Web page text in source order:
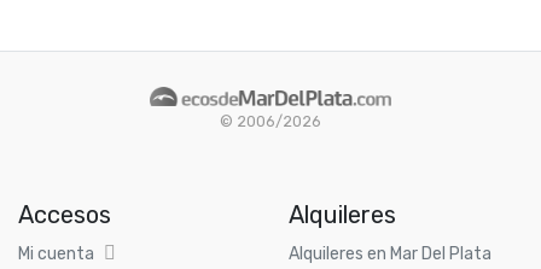
© 2006/2026
Accesos
Mi cuenta
Alquileres
Alquileres en Mar Del Plata